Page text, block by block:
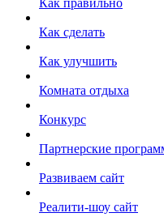
Как правильно
Как сделать
Как улучшить
Комната отдыха
Конкурс
Партнерские
Развиваем сайт
Реалити-шоу сайт